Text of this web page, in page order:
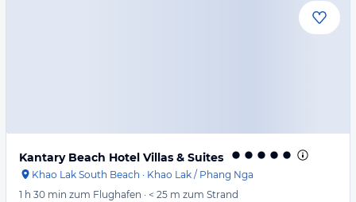
Kantary Beach Hotel Villas & Suites
Khao Lak South Beach · Khao Lak / Phang Nga
1 h 30 min zum Flughafen · < 25 m zum Strand